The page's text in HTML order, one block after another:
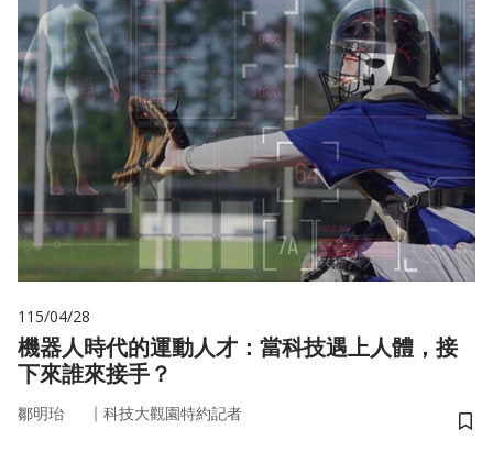
115/04/28
機器人時代的運動人才：當科技遇上人體，接
下來誰來接手？
鄒明珆 ｜ 科技大觀園特約記者
儲